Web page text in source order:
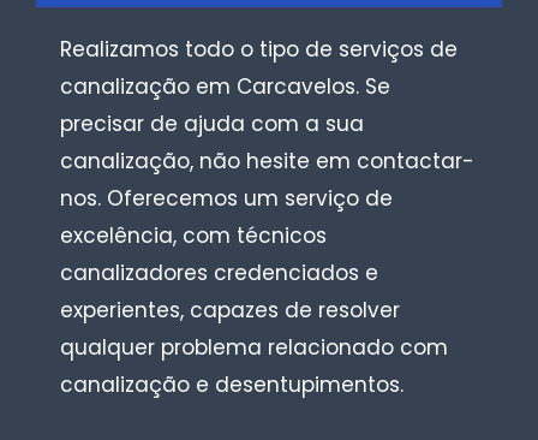
Realizamos todo o tipo de serviços de
canalização em Carcavelos. Se
precisar de ajuda com a sua
canalização, não hesite em contactar-
nos. Oferecemos um serviço de
excelência, com técnicos
canalizadores credenciados e
experientes, capazes de resolver
qualquer problema relacionado com
canalização e desentupimentos.